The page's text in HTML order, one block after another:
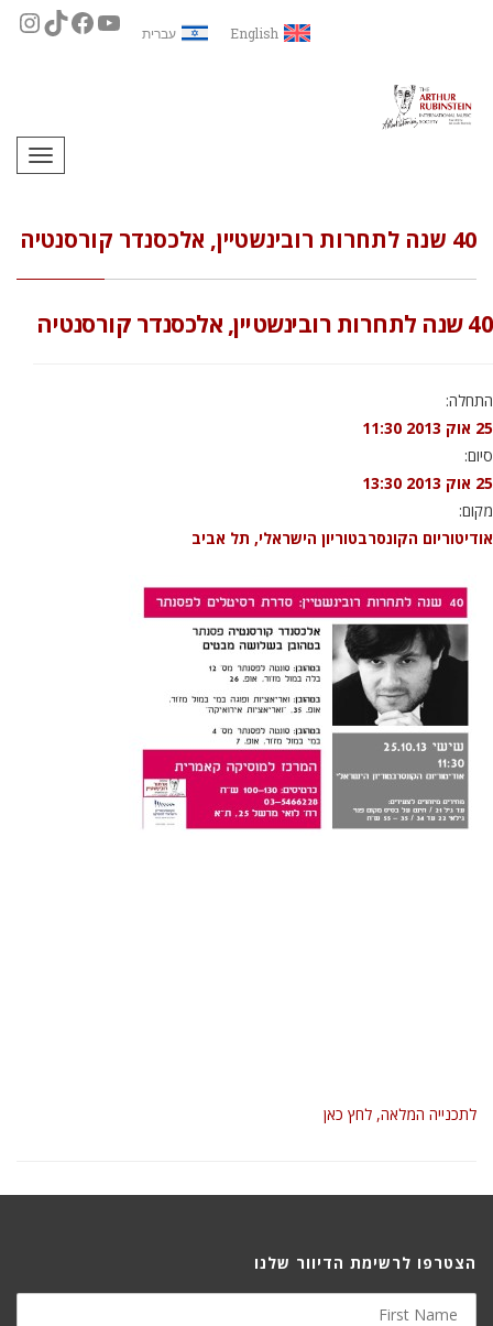
English עברית
40 שנה לתחרות רובינשטיין, אלכסנדר קורסנטיה
40 שנה לתחרות רובינשטיין, אלכסנדר קורסנטיה
התחלה:
25 אוק 2013 11:30
סיום:
25 אוק 2013 13:30
מקום:
אודיטוריום הקונסרבטוריון הישראלי, תל אביב
לתכנייה המלאה, לחץ כאן
הצטרפו לרשימת הדיוור שלנו
First
Name